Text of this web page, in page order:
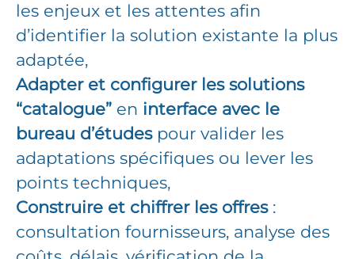
les enjeux et les attentes afin
d’identifier la solution existante la plus
adaptée,
Adapter et configurer les solutions
“catalogue” en interface avec le
bureau d’étudespour valider les
adaptations spécifiques ou lever les
points techniques,
Construire et chiffrer les offres:
consultation fournisseurs, analyse des